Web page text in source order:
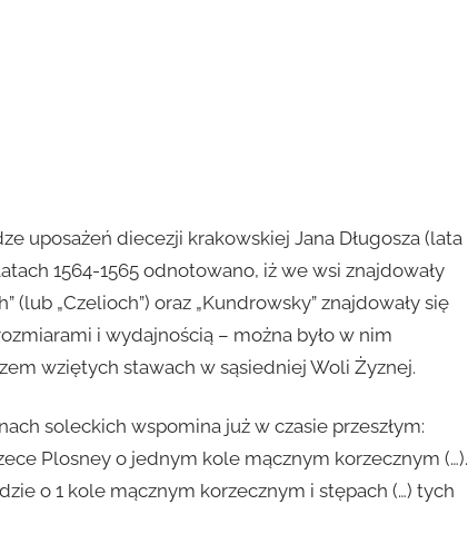
uposażeń diecezji krakowskiej Jana Długosza (lata
1564-1565 odnotowano, iż we wsi znajdowały
(lub „Czelioch”) oraz „Kundrowsky” znajdowały się
i wydajnością – można było w nim
wziętych stawach w sąsiedniej Woli Żyznej.
soleckich wspomina już w czasie przeszłym:
Plosney o jednym kole mącznym korzecznym (…).
o 1 kole mącznym korzecznym i stępach (…) tych